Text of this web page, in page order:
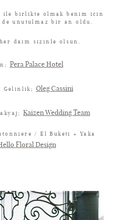
ile birlikte olmak benim icin
unutulmaz bir an oldu.
daim sizinle olsun.
Pera Palace Hotel
Gelinlik; Oleg Cassini
Kaizen Wedding Team
/ El Buketi + Yaka
Floral Design